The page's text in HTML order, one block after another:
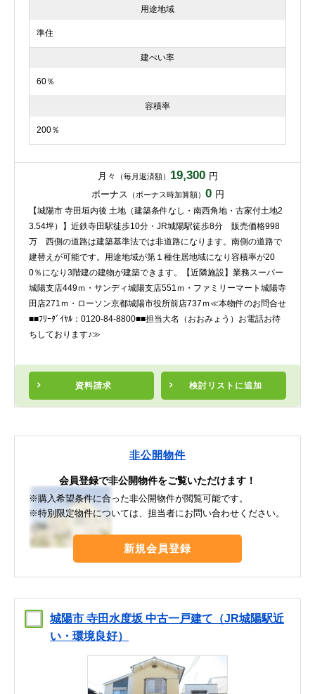
用途地域
準住
建ぺい率
60％
容積率
200％
月々 （毎月返済額） 19,300 円
ボーナス （ボーナス時加算額） 0 円
資料請求 検討リスト に追加
【城陽市 寺田垣内後 土地（建築条件なし・南西角地・古家付土地2
3.54坪）】近鉄寺田駅徒歩10分・JR城陽駅徒歩8分 販売価格998
万 西側の道路は建築基準法では非道路になります。南側の道路で
建替えが可能です。用途地域が第１種住居地域になり容積率が20
0％になり3階建の建物が建築できます。【近隣施設】業務スーパー
城陽支店449ｍ・サンディ城陽支店551ｍ・ファミリーマート城陽寺
田店271ｍ・ローソン京都城陽市役所前店737ｍ≪本物件のお問合せ
■■ﾌﾘｰﾀﾞｲﾔﾙ：0120-84-8800■■担当大名（おおみょう）お電話お待
ちしております♪≫
非公開物件
会員登録で非公開物件をご覧いただけます！
※購入希望条件に合った非公開物件が閲覧可能です。
※特別限定物件については、担当者にお問い合わせください。
新規会員登録
城陽市 寺田水度坂 中古一戸建て（JR城陽駅近
い・環境良好）